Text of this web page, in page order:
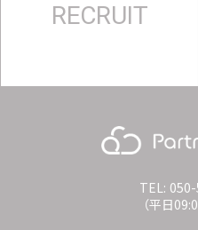
RECRUIT
TEL:
（平日